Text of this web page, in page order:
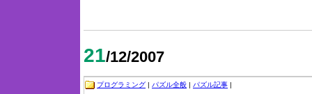
21/12/2007
プログラミング | パズル全般 | パズル記事 |